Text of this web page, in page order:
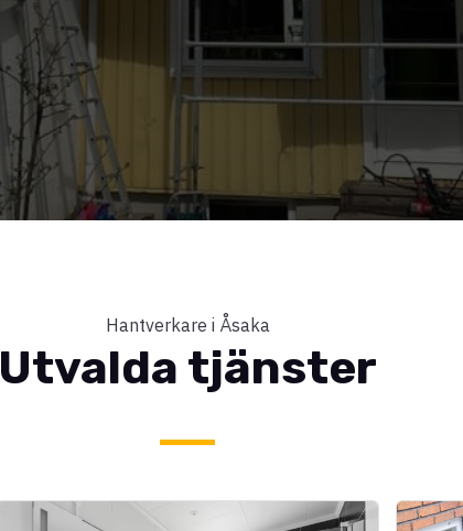
Hantverkare i Åsaka
Utvalda tjänster